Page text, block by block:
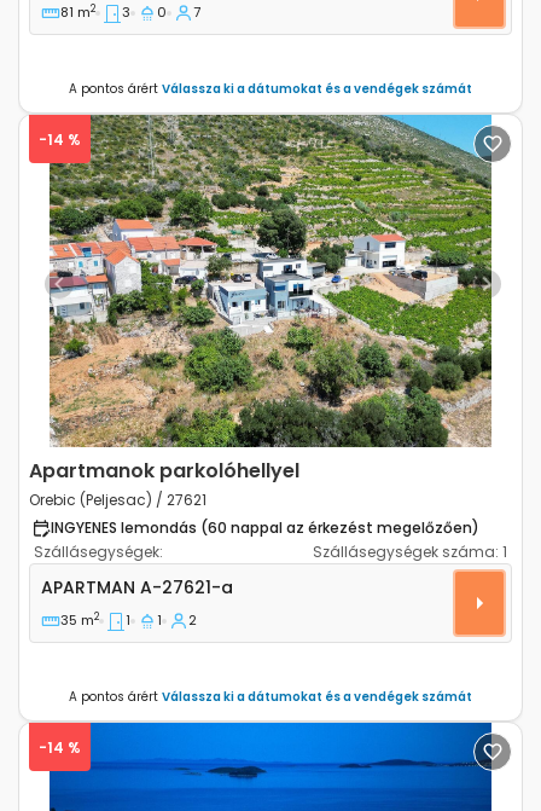
81 m2 3 0 7
A pontos árért Válassza ki a dátumokat és a vendégek számát
Previous Next
-14 %
Apartmanok parkolóhellyel
Orebic (Peljesac) / 27621
INGYENES lemondás (60 nappal az érkezést megelőzően)
Szállásegységek:
Szállásegységek száma: 1
Egyszobás apartman Orebic (Peljesac) A-27621-a
APARTMAN A-27621-a
35 m2 1 1 2
A pontos árért Válassza ki a dátumokat és a vendégek számát
-14 %